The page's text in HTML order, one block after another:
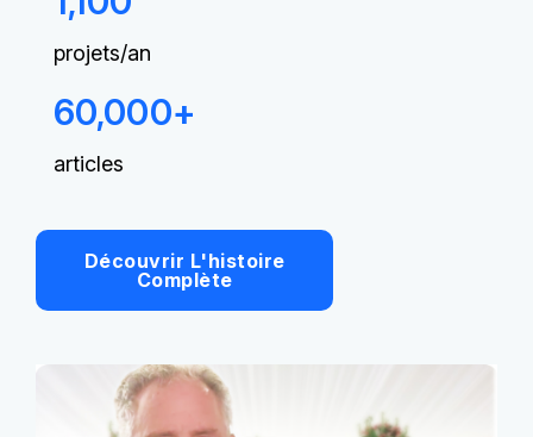
projets/an
60,000+
articles
Découvrir L'histoire
Complète